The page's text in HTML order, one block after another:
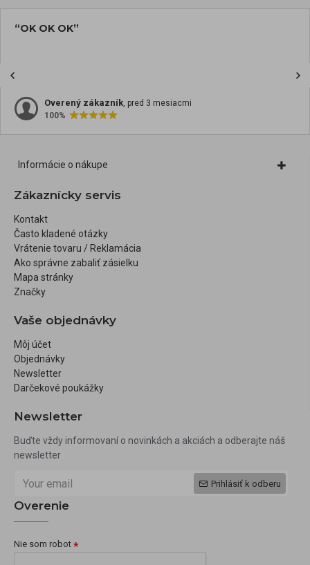
“OK OK OK”
Overený zákazník, pred 3 mesiacmi
100%
Informácie o nákupe
Zákaznícky servis
Kontakt
Často kladené otázky
Vrátenie tovaru / Reklamácia
Ako správne zabaliť zásielku
Mapa stránky
Značky
Vaše objednávky
Môj účet
Objednávky
Newsletter
Darčekové poukážky
Newsletter
Buďte vždy informovaní o novinkách a akciách a odberajte náš
newsletter
Prihlásiť k odberu
Overenie
Nie som robot